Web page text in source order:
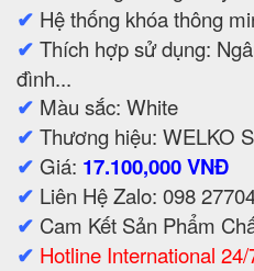
✔ Hệ thống khóa thông
✔ Thích hợp sử dụng:
đình...
✔ Màu sắc: White
✔ Thương hiệu: WELKO
✔ Giá: 17.100,000 VNĐ
✔ Liên Hệ Zalo: 098
✔ Cam Kết Sản Phẩm
✔ Hotline International